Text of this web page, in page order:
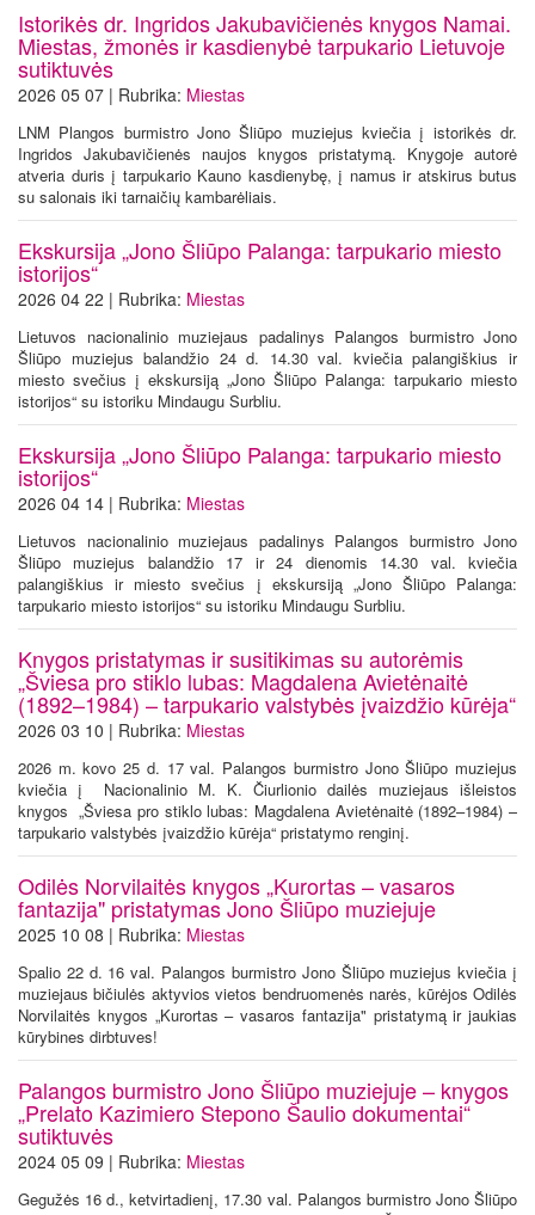
Istorikės dr. Ingridos Jakubavičienės knygos Namai.
Miestas, žmonės ir kasdienybė tarpukario Lietuvoje
sutiktuvės
2026 05 07 | Rubrika: Miestas
LNM Plangos burmistro Jono Šliūpo muziejus kviečia į istorikės dr.
Ingridos Jakubavičienės naujos knygos pristatymą. Knygoje autorė
atveria duris į tarpukario Kauno kasdienybę, į namus ir atskirus butus
su salonais iki tarnaičių kambarėliais.
Ekskursija „Jono Šliūpo Palanga: tarpukario miesto
istorijos“
2026 04 22 | Rubrika: Miestas
Lietuvos nacionalinio muziejaus padalinys Palangos burmistro Jono
Šliūpo muziejus balandžio 24 d. 14.30 val. kviečia palangiškius ir
miesto svečius į ekskursiją „Jono Šliūpo Palanga: tarpukario miesto
istorijos“ su istoriku Mindaugu Surbliu.
Ekskursija „Jono Šliūpo Palanga: tarpukario miesto
istorijos“
2026 04 14 | Rubrika: Miestas
Lietuvos nacionalinio muziejaus padalinys Palangos burmistro Jono
Šliūpo muziejus balandžio 17 ir 24 dienomis 14.30 val. kviečia
palangiškius ir miesto svečius į ekskursiją „Jono Šliūpo Palanga:
tarpukario miesto istorijos“ su istoriku Mindaugu Surbliu.
Knygos pristatymas ir susitikimas su autorėmis
„Šviesa pro stiklo lubas: Magdalena Avietėnaitė
(1892–1984) – tarpukario valstybės įvaizdžio kūrėja“
2026 03 10 | Rubrika: Miestas
2026 m. kovo 25 d. 17 val. Palangos burmistro Jono Šliūpo muziejus
kviečia į Nacionalinio M. K. Čiurlionio dailės muziejaus išleistos
knygos „Šviesa pro stiklo lubas: Magdalena Avietėnaitė (1892–1984) –
tarpukario valstybės įvaizdžio kūrėja“ pristatymo renginį.
Odilės Norvilaitės knygos „Kurortas – vasaros
fantazija" pristatymas Jono Šliūpo muziejuje
2025 10 08 | Rubrika: Miestas
Spalio 22 d. 16 val. Palangos burmistro Jono Šliūpo muziejus kviečia į
muziejaus bičiulės aktyvios vietos bendruomenės narės, kūrėjos Odilės
Norvilaitės knygos „Kurortas – vasaros fantazija" pristatymą ir jaukias
kūrybines dirbtuves!
Palangos burmistro Jono Šliūpo muziejuje – knygos
„Prelato Kazimiero Stepono Šaulio dokumentai“
sutiktuvės
2024 05 09 | Rubrika: Miestas
Gegužės 16 d., ketvirtadienį, 17.30 val. Palangos burmistro Jono Šliūpo